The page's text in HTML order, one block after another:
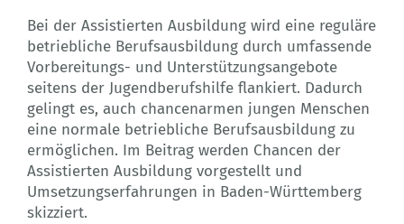
Bei der Assistierten Ausbildung wird eine reguläre
betriebliche Berufsausbildung durch umfassende
Vorbereitungs- und Unterstützungsangebote
seitens der Jugendberufshilfe flankiert. Dadurch
gelingt es, auch chancenarmen jungen Menschen
eine normale betriebliche Berufsausbildung zu
ermöglichen. Im Beitrag werden Chancen der
Assistierten Ausbildung vorgestellt und
Umsetzungserfahrungen in Baden-Württemberg
skizziert.